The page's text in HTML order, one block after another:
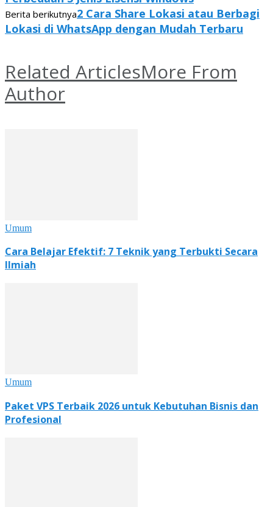
Berita berikutnya2 Cara Share Lokasi atau Berbagi
Lokasi di WhatsApp dengan Mudah Terbaru
Related ArticlesMore From
Author
Umum
Cara Belajar Efektif: 7 Teknik yang Terbukti Secara
Ilmiah
Umum
Paket VPS Terbaik 2026 untuk Kebutuhan Bisnis dan
Profesional